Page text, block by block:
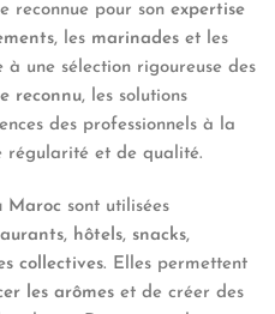
reconnue pour son expertise
, les marinades et les
à une sélection rigoureuse des
reconnu, les solutions
des professionnels à la
régularité et de qualité.
Maroc sont utilisées
, hôtels, snacks,
collectives. Elles permettent
les arômes et de créer des